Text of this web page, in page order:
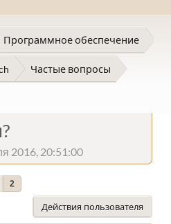
Программное обеспечение
Частые вопросы
2016, 20:51:00
2
Действия пользователя